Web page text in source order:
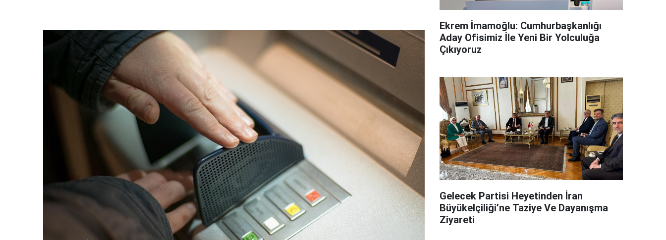
Ekrem İmamoğlu: Cumhurbaşkanlığı
Aday Ofisimiz İle Yeni Bir Yolculuğa
Çıkıyoruz
Gelecek Partisi Heyetinden İran
Büyükelçiliği’ne Taziye Ve Dayanışma
Ziyareti